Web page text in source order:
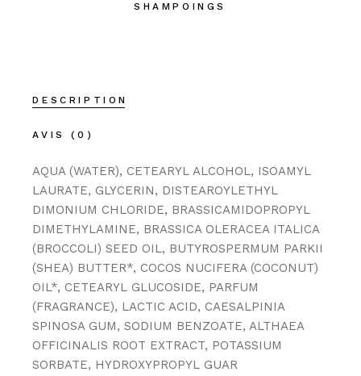
SHAMPOINGS
DESCRIPTION
AVIS (0)
AQUA (WATER), CETEARYL ALCOHOL, ISOAMYL
LAURATE, GLYCERIN, DISTEAROYLETHYL
DIMONIUM CHLORIDE, BRASSICAMIDOPROPYL
DIMETHYLAMINE, BRASSICA OLERACEA ITALICA
(BROCCOLI) SEED OIL, BUTYROSPERMUM PARKII
(SHEA) BUTTER*, COCOS NUCIFERA (COCONUT)
OIL*, CETEARYL GLUCOSIDE, PARFUM
(FRAGRANCE), LACTIC ACID, CAESALPINIA
SPINOSA GUM, SODIUM BENZOATE, ALTHAEA
OFFICINALIS ROOT EXTRACT, POTASSIUM
SORBATE, HYDROXYPROPYL GUAR